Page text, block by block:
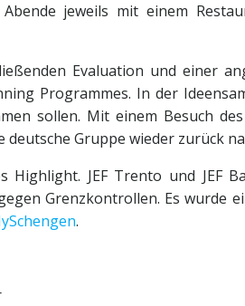
jeweils mit einem
Evaluation und einer
Programmes. In der
sollen. Mit einem Besuch
Gruppe wieder zurück
JEF Trento und JEF
Grenzkontrollen. Es wurde
.